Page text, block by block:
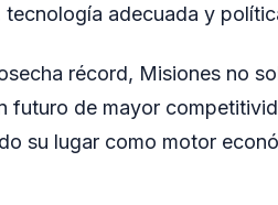
adecuada y
récord, Misiones no
futuro de mayor
su lugar como motor